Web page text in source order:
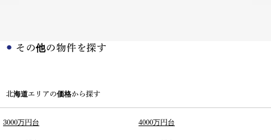
その他の物件を探す
北海道エリアの価格から探す
3000万円台 4000万円台